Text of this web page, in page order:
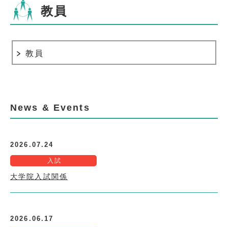
教員
教員
News & Events
2026.07.24
入試
大学院入試関係
2026.06.17